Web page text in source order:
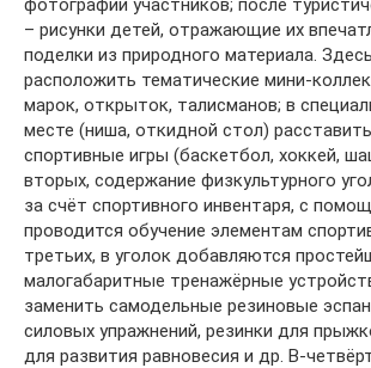
– рисунки детей, отражающие их
поделки из природного материала.
расположить тематические мини-
марок, открыток, талисманов; в
месте (ниша, откидной стол)
спортивные игры (баскетбол, хоккей,
вторых, содержание физкультурного
за счёт спортивного инвентаря, с
проводится обучение элементам
третьих, в уголок добавляются
малогабаритные тренажёрные
заменить самодельные резиновые
силовых упражнений, резинки для
для развития равновесия и др. В-